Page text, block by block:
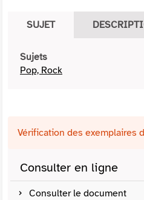
SUJET
Sujets
Pop, Rock
Vérification des exemplaires
Consulter en ligne
Consulter le document